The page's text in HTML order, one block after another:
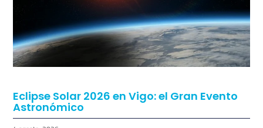
5 agosto, 2026